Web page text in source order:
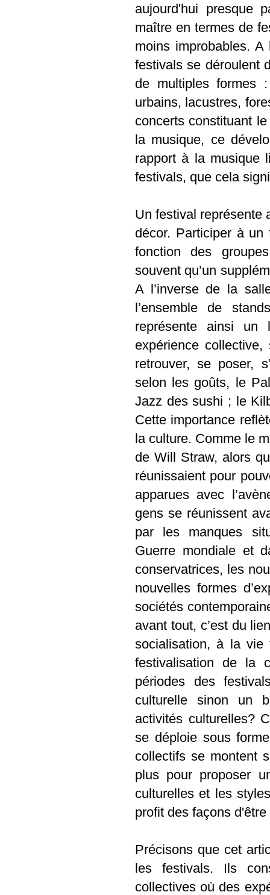
aujourd'hui presque
maître en termes de
moins improbables.
festivals se déroulent
de multiples formes
urbains, lacustres,
concerts constituant
la musique, ce
rapport à la musique
festivals, que cela
Un festival représente
décor. Participer à
fonction des
souvent qu’un
A l’inverse de la
l’ensemble de
représente ainsi
expérience
retrouver, se poser,
selon les goûts, le
Jazz des sushi ; le
Cette importance
la culture. Comme le
de Will Straw, alors
réunissaient pour
apparues avec
gens se réunissent
par les manques
Guerre mondiale et
conservatrices, les
nouvelles formes
sociétés
avant tout, c’est du
socialisation, à la vie
festivalisation de la
périodes des
culturelle sinon un
activités culturelles?
se déploie sous
collectifs se montent
plus pour proposer
culturelles et les
profit des façons
Précisons que cet
les festivals. Ils
collectives où des